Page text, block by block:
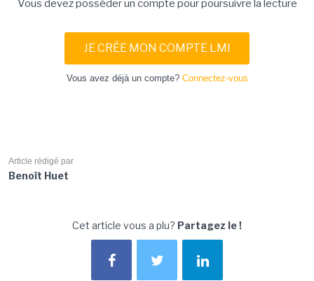
Vous devez posséder un compte pour poursuivre la lecture
JE CRÉE MON COMPTE LMI
Vous avez déjà un compte? Connectez-vous
Article rédigé par
Benoît Huet
Cet article vous a plu? Partagez le !